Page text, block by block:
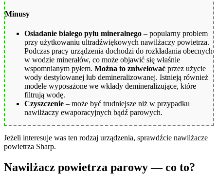
Minusy
Osiadanie białego pyłu mineralnego – popularny problem
przy użytkowaniu ultradźwiękowych nawilżaczy powietrza.
Podczas pracy urządzenia dochodzi do rozkładania obecnych
w wodzie minerałów, co może objawić się właśnie
wspomnianym pyłem. Można to zniwelować przez użycie
wody destylowanej lub demineralizowanej. Istnieją również
modele wyposażone we wkłady demineralizujące, które
filtrują wodę.
Czyszczenie – może być trudniejsze niż w przypadku
nawilżaczy ewaporacyjnych bądź parowych.
Jeżeli interesuje was ten rodzaj urządzenia, sprawdźcie nawilżacze
powietrza Sharp.
Nawilżacz powietrza parowy — co to?